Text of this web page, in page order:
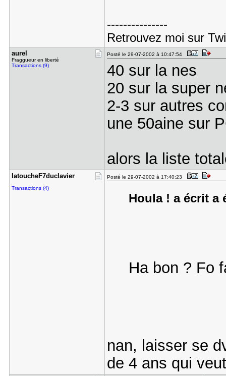
---------------
Retrouvez moi sur
aurel
Fraggueur en liberté
Transactions (9)
Posté le 29-07-2002 à 10:47:54
40 sur la nes
20 sur la super
2-3 sur autres
une 50aine sur
alors la liste
latoucheF7​duclavier
Transactions (4)
Posté le 29-07-2002 à 17:40:23
Houla ! a écrit a
Ha bon ? Fo
nan, laisser se
de 4 ans qui